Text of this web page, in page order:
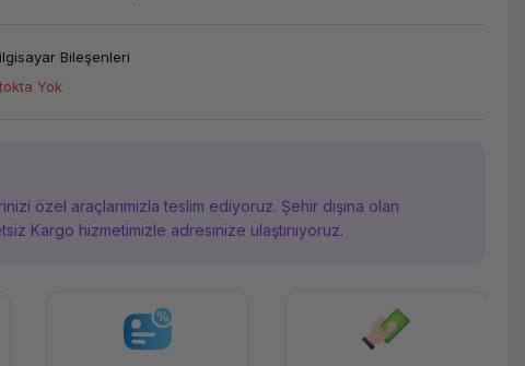
Bileşenleri
Yok
özel araçlarımızla teslim ediyoruz. Şehir dışına olan
Kargo hizmetimizle adresinize ulaştırııyoruz.